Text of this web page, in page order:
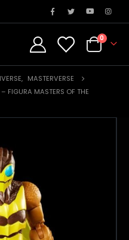
0
, MASTERVERSE
FIGURA MASTERS OF THE